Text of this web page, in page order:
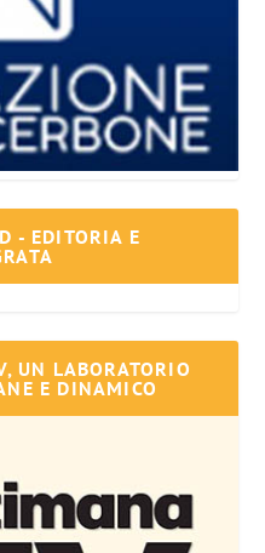
- EDITORIA E
UN LABORATORIO
E DINAMICO